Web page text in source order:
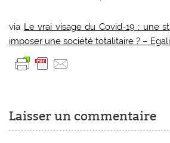
via Le vrai visage du Covid-19 : une
imposer une société totalitaire ? –
Laisser un commentaire